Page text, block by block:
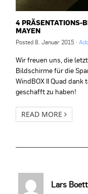
4 PRÄSENTATIONS-
MAYEN
Posted8. Januar 2015 ·
Wir freuen uns, die
Bildschirme für die
WindBOX II Quad
geschafft zu haben!
READ MORE
Lars